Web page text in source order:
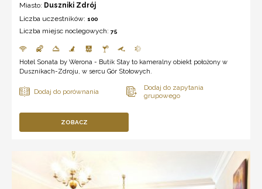
Miasto: Duszniki Zdrój
Liczba uczestników: 100
Liczba miejsc noclegowych: 75
Hotel Sonata by Werona - Butik Stay to kameralny obiekt położony w
Dusznikach-Zdroju, w sercu Gór Stołowych.
ZOBACZ